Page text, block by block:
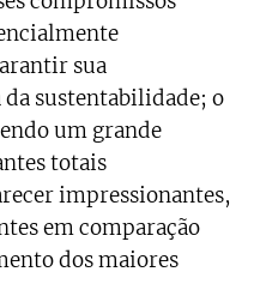
sua
sustentabilidade; o
um grande
totais
impressionantes,
em comparação
dos maiores